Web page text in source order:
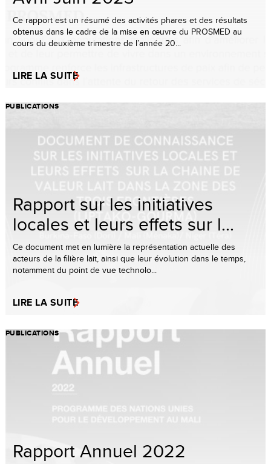
Ce rapport est un résumé des activités phares et des résultats
obtenus dans le cadre de la mise en œuvre du PROSMED au
cours du deuxième trimestre de l’année 20...
LIRE LA SUITE
PUBLICATIONS
Rapport sur les initiatives
locales et leurs effets sur l...
Ce document met en lumière la représentation actuelle des
acteurs de la filière lait, ainsi que leur évolution dans le temps,
notamment du point de vue technolo...
LIRE LA SUITE
PUBLICATIONS
Rapport Annuel 2022